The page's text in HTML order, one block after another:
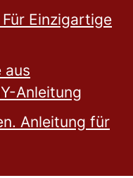
Einzigartige
aus
Anleitung
Anleitung für